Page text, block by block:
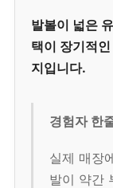
발볼이 넓은
택이 장기적
지입니다.
경험자 한
실제 매장
발이 약간